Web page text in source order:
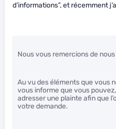
d’informations”, et récemment
Nous vous remercions de
Au vu des éléments que vous
vous informe que vous
adresser une plainte afin que
votre demande.